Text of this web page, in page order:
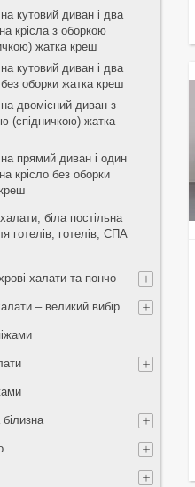
кутовий диван і два
крісла з оборкою
жатка креш
кутовий диван і два
без оборки жатка креш
двомісний диван з
(спідничкою) жатка
прямий диван і один
крісло без оборки
біла постільна
готелів, готелів, СПА
халати та пончо
– великий вибір
білизна